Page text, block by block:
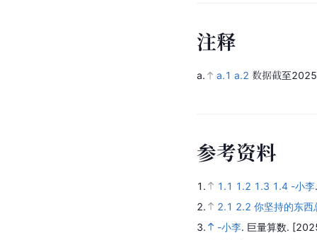
注释
a. a.1 a.2 数据截至
参考资料
1. 1.1 1.2 1.3 1.4 -小李
2.
2.1 2.2 你坚持的东西
3.
-小李. 巨量算数.